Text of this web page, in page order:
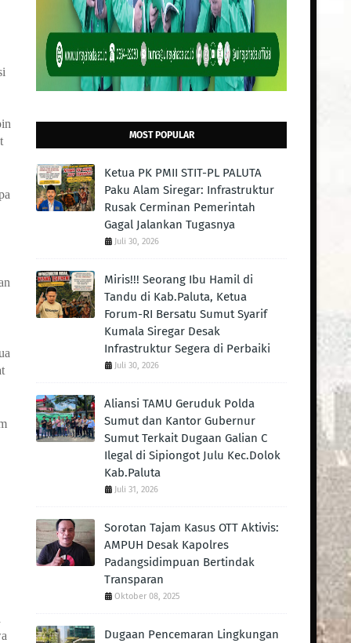
MOST POPULAR
Ketua PK PMII STIT-PL PALUTA
Paku Alam Siregar: Infrastruktur
Rusak Cerminan Pemerintah
Gagal Jalankan Tugasnya
Juli 30, 2026
Miris!!! Seorang Ibu Hamil di
Tandu di Kab.Paluta, Ketua
Forum-RI Bersatu Sumut Syarif
Kumala Siregar Desak
Infrastruktur Segera di Perbaiki
Juli 30, 2026
Aliansi TAMU Geruduk Polda
Sumut dan Kantor Gubernur
Sumut Terkait Dugaan Galian C
Ilegal di Sipiongot Julu Kec.Dolok
Kab.Paluta
Juli 31, 2026
Sorotan Tajam Kasus OTT Aktivis:
AMPUH Desak Kapolres
Padangsidimpuan Bertindak
Transparan
Oktober 08, 2025
Dugaan Pencemaran Lingkungan